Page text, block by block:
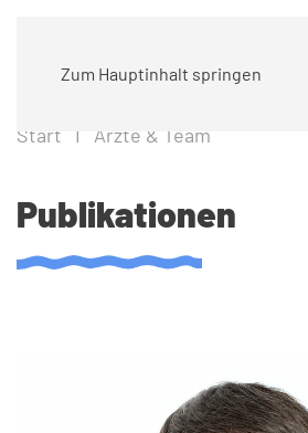
Zum Hauptinhalt springen
Start Ärzte & Team
Publikationen